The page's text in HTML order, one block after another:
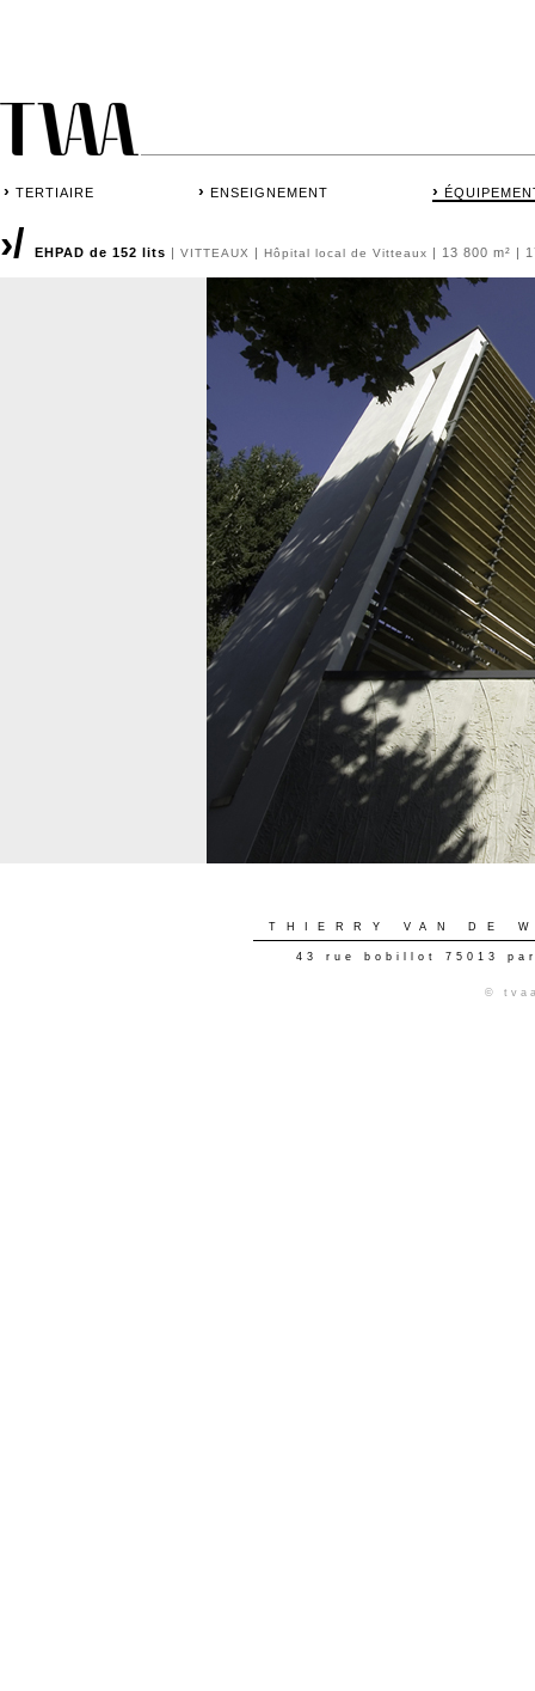
› TERTIAIRE › ENSEIGNEMENT ›
›/ EHPAD de 152 lits VITTEAUX Hôpital local de Vitteaux | 13 800 m² |
THIERRY VAN DE
43 rue bobillot 75013
©